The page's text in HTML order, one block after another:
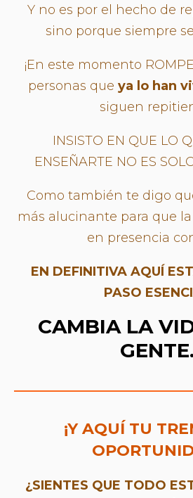
Y no es por el hecho de
sino porque siempre
¡En este momento
personas que ya lo han
siguen
INSISTO EN QUE LO
ENSEÑARTE NO ES
Como también te digo
más alucinante para que
en presencia
EN DEFINITIVA AQUÍ
PASO
CAMBIA LA
GENTE.
¡Y AQUÍ TU
¿SIENTES QUE TODO